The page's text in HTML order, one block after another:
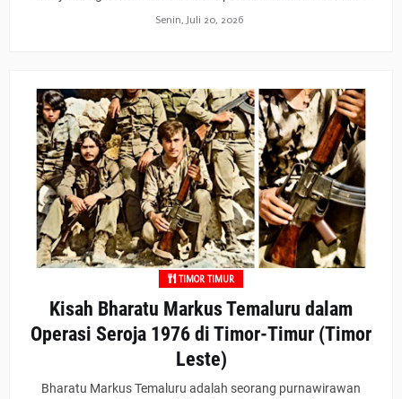
Senin, Juli 20, 2026
TIMOR TIMUR
Kisah Bharatu Markus Temaluru dalam
Operasi Seroja 1976 di Timor-Timur (Timor
Leste)
Bharatu Markus Temaluru adalah seorang purnawirawan